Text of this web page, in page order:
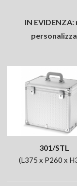
IN
301/STL
(L375 x P260 x